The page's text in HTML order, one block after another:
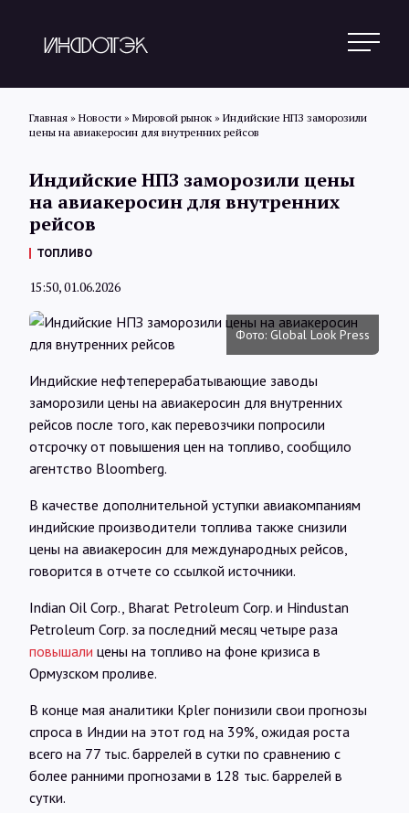
Обзоры
Интервью
О нас
@Infotek_Russia
Главная » Новости » Мировой рынок » Индийские НПЗ заморозили
цены на авиакеросин для внутренних рейсов
Индийские НПЗ заморозили цены
на авиакеросин для внутренних
рейсов
ТОПЛИВО
15:50, 01.06.2026
Фото: Global Look Press
Индийские нефтеперерабатывающие заводы
заморозили цены на авиакеросин для внутренних
рейсов после того, как перевозчики попросили
отсрочку от повышения цен на топливо, сообщило
агентство Bloomberg.
В качестве дополнительной уступки авиакомпаниям
индийские производители топлива также снизили
цены на авиакеросин для международных рейсов,
говорится в отчете со ссылкой источники.
Indian Oil Corp., Bharat Petroleum Corp. и Hindustan
Petroleum Corp. за последний месяц четыре раза
повышали цены на топливо на фоне кризиса в
Ормузском проливе.
В конце мая аналитики Kpler понизили свои прогнозы
спроса в Индии на этот год на 39%, ожидая роста
всего на 77 тыс. баррелей в сутки по сравнению с
более ранними прогнозами в 128 тыс. баррелей в
сутки.